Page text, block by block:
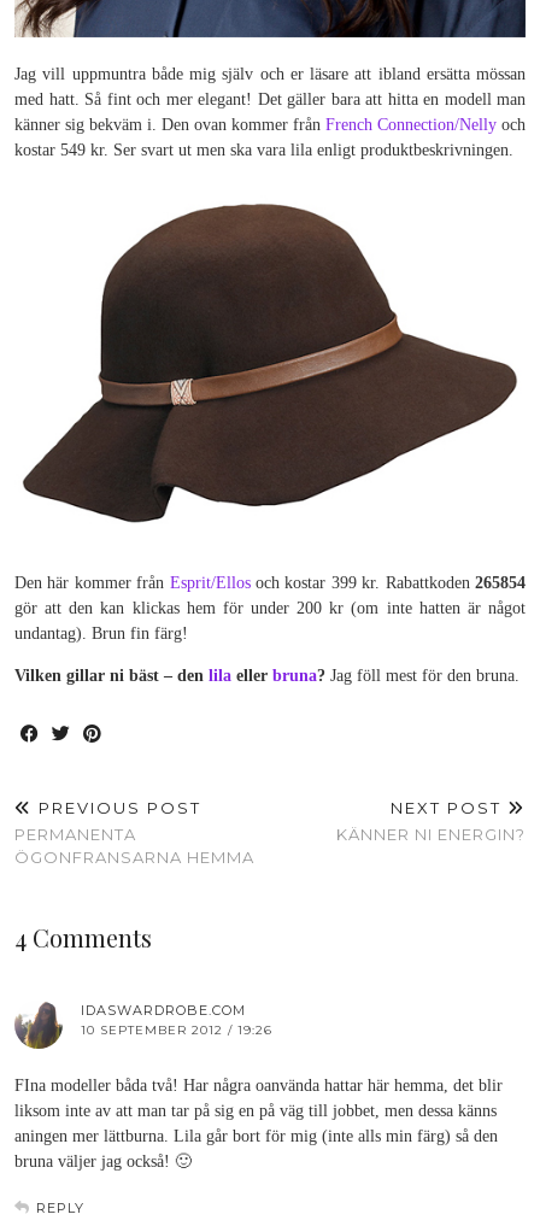
Jag vill uppmuntra både mig själv och er läsare att ibland ersätta mössan
med hatt. Så fint och mer elegant! Det gäller bara att hitta en modell man
känner sig bekväm i. Den ovan kommer från French Connection/Nelly och
kostar 549 kr. Ser svart ut men ska vara lila enligt produktbeskrivningen.
Den här kommer från Esprit/Ellosoch kostar 399 kr. Rabattkoden265854
gör att den kan klickas hem för under 200 kr (om inte hatten är något
undantag). Brun fin färg!
Vilken gillar ni bäst – den lila eller bruna? Jag föll mest för den bruna.
PREVIOUS POST
PERMANENTA
ÖGONFRANSARNA HEMMA
NEXT POST
KÄNNER NI ENERGIN?
4 Comments
IDASWARDROBE.COM
10 SEPTEMBER 2012 / 19:26
FIna modeller båda två! Har några oanvända hattar här hemma, det blir
liksom inte av att man tar på sig en på väg till jobbet, men dessa känns
aningen mer lättburna. Lila går bort för mig (inte alls min färg) så den
bruna väljer jag också! 🙂
REPLY